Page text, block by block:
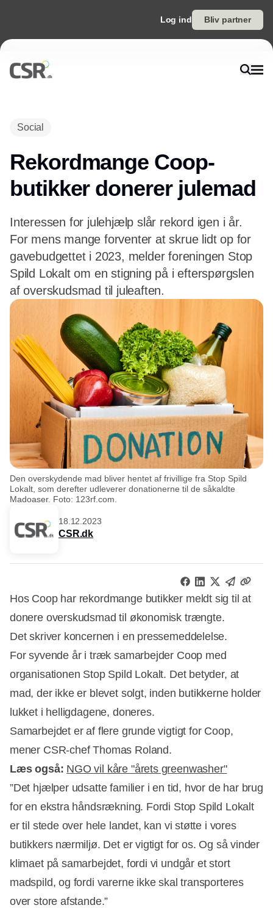
Log ind Bliv partner
Social
Rekordmange Coop-
butikker donerer julemad
Interessen for julehjælp slår rekord igen i år.
For mens mange forventer at skrue lidt op for
gavebudgettet i 2023, melder foreningen Stop
Spild Lokalt om en stigning på i efterspørgslen
af overskudsmad til juleaften.
Den overskydende mad bliver hentet af frivillige fra Stop Spild
Lokalt, som derefter udleverer donationerne til de såkaldte
Madoaser. Foto: 123rf.com.
18.12.2023
CSR.dk
Hos Coop har rekordmange butikker meldt sig til at
donere overskudsmad til økonomisk trængte.
Det skriver koncernen i en pressemeddelelse.
For syvende år i træk samarbejder Coop med
organisationen Stop Spild Lokalt. Det betyder, at
mad, der ikke er blevet solgt, inden butikkerne holder
lukket i helligdagene, doneres.
Samarbejdet er af flere grunde vigtigt for Coop,
mener CSR-chef Thomas Roland.
Læs også: NGO vil kåre "årets greenwasher"
”Det hjælper udsatte familier i en tid, hvor de har brug
for en ekstra håndsrækning. Fordi Stop Spild Lokalt
er til stede over hele landet, kan vi støtte i vores
butikkers nærmiljø. Det er vigtigt for os. Og så vinder
klimaet på samarbejdet, fordi vi undgår et stort
madspild, og fordi varerne ikke skal transporteres
over store afstande.”